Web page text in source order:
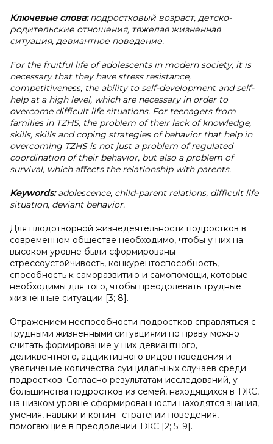
Ключевые слова:подростковый возраст, детско-
родительские отношения, тяжелая жизненная
ситуация, девиантное поведение.
For the fruitful life of adolescents in modern society, it is
necessary that they have stress resistance,
competitiveness, the ability to self-development and self-
help at a high level, which are necessary in order to
overcome difficult life situations. For teenagers from
families in TZHS, the problem of their lack of knowledge,
skills, skills and coping strategies of behavior that help in
overcoming TZHS is not just a problem of regulated
coordination of their behavior, but also a problem of
survival, which affects the relationship with parents.
Keywords:adolescence, child-parent relations, difficult life
situation, deviant behavior.
Для плодотворной жизнедеятельности подростков в
современном обществе необходимо, чтобы у них на
высоком уровне были сформированы
стрессоустойчивость, конкурентоспособность,
способность к саморазвитию и самопомощи, которые
необходимы для того, чтобы преодолевать трудные
жизненные ситуации [3; 8].
Отражением неспособности подростков справляться с
трудными жизненными ситуациями по праву можно
считать формирование у них девиантного,
деликвентного, аддиктивного видов поведения и
увеличение количества суицидальных случаев среди
подростков. Согласно результатам исследований, у
большинства подростков из семей, находящихся в ТЖС,
на низком уровне сформированности находятся знания,
умения, навыки и копинг-стратегии поведения,
помогающие в преодолении ТЖС [2; 5; 9].